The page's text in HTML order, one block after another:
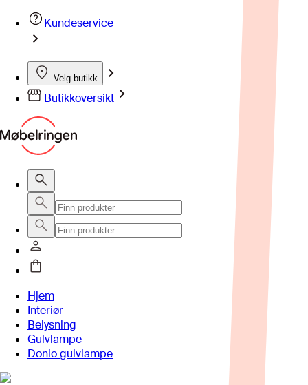
Kundeservice
Velg butikk
Butikkoversikt
Hjem
Interiør
Belysning
Gulvlampe
Donio gulvlampe